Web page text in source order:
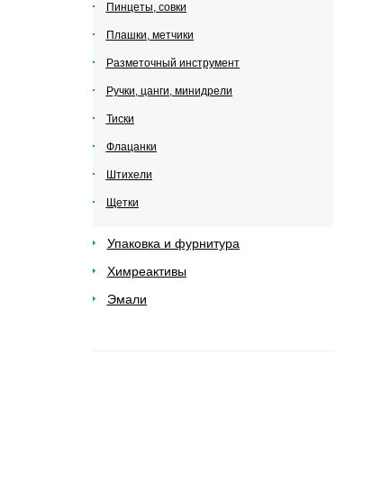
Пинцеты, совки
Плашки, метчики
Разметочный инструмент
Ручки, цанги, минидрели
Тиски
Флацанки
Штихели
Щетки
Упаковка и фурнитура
Химреактивы
Эмали